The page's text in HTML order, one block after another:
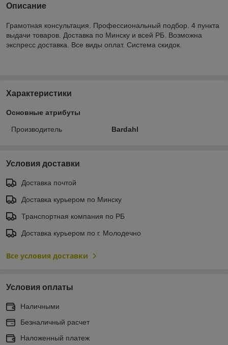
Описание
Грамотная консультация. Профессиональный подбор. 4 пункта
выдачи товаров. Доставка по Минску и всей РБ. Возможна
экспресс доставка. Все виды оплат. Система скидок.
Характеристики
Основные атрибуты
Производитель Bardahl
Условия доставки
Доставка почтой
Доставка курьером по Минску
Транспортная компания по РБ
Доставка курьером по г. Молодечно
Все условия доставки
Условия оплаты
Наличными
Безналичный расчет
Наложенный платеж